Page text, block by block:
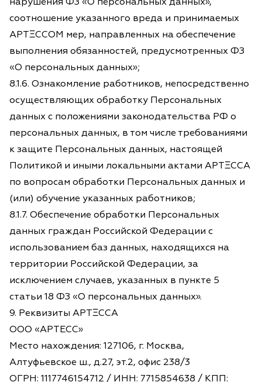
соотношение указанного вреда и принимаемых
АРТΞССОМ мер, направленных на обеспечение
выполнения обязанностей, предусмотренных ФЗ
«О персональных данных»;
8.1.6. Ознакомление работников, непосредственно
осуществляющих обработку Персональных
данных с положениями законодательства РФ о
персональных данных, в том числе требованиями
к защите Персональных данных, настоящей
Политикой и иными локальными актами АРТΞССА
по вопросам обработки Персональных данных и
(или) обучение указанных работников;
8.1.7. Обеспечение обработки Персональных
данных граждан Российской Федерации с
использованием баз данных, находящихся на
территории Российской Федерации, за
исключением случаев, указанных в пункте 5
статьи 18 ФЗ «О персональных данных».
9. Реквизиты АРТΞССА
ООО «АРТЕСС»
Место нахождения: 127106, г. Москва,
Алтуфьевское ш., д.27, эт.2, офис 238/3
ОГРН: 1117746154712 / ИНН: 7715854638 / КПП: